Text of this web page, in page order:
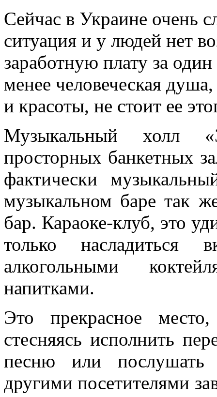
Сейчас в Украине очень
ситуация и у людей нет
заработную плату за
менее человеческая
и красоты, не стоит ее
Музыкальный холл
просторных банкетных
фактически
музыкальном баре так
бар. Караоке-клуб, это
только насладиться
алкогольными
напитками.
Это прекрасное
стесняясь исполнить
песню или послушать
другими посетителями